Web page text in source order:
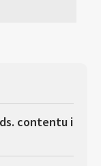
contentu i